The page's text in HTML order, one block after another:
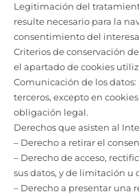
Legitimación del
resulte necesario para la
consentimiento del
Criterios de conservación
el apartado de cookies
Comunicación de los
terceros, excepto en
obligación legal.
Derechos que asisten al
– Derecho a retirar el
– Derecho de acceso,
sus datos, y de limitación u
– Derecho a presentar una